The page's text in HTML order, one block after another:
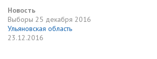
Новость
Выборы 25 декабря 2016
Ульяновская область
23.12.2016